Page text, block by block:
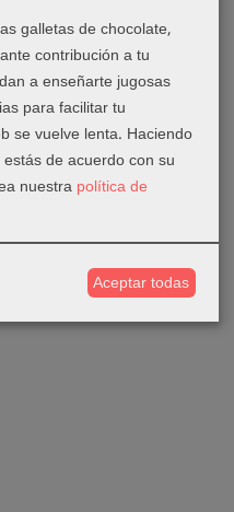
galletas de chocolate,
contribución a tu
a enseñarte jugosas
para facilitar tu
se vuelve lenta. Haciendo
de acuerdo con su
nuestra política de
Aceptar todas